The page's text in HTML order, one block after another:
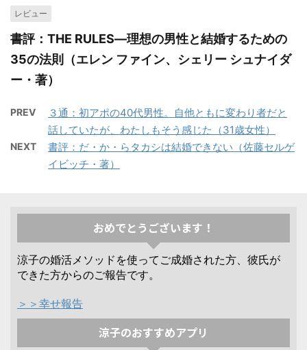
レビュー
書評：THE RULES―理想の男性と結婚するための
35の法則（エレン ファイン、シェリー シュナイダ
ー・著）
PREV
３通：初アポの40代男性。自他ともに変わり者だと
話していたが、わたしもそう感じた（31歳女性）
NEXT
書評：だ・か・らタカシは結婚できない（佐藤セルゲ
イビッチ・著）
おめでとうございます！
涼子の婚活メソッドを使ってご成婚された方、彼氏が
できた方からのご報告です。
＞＞幸せ報告
涼子のおすすめアプリ